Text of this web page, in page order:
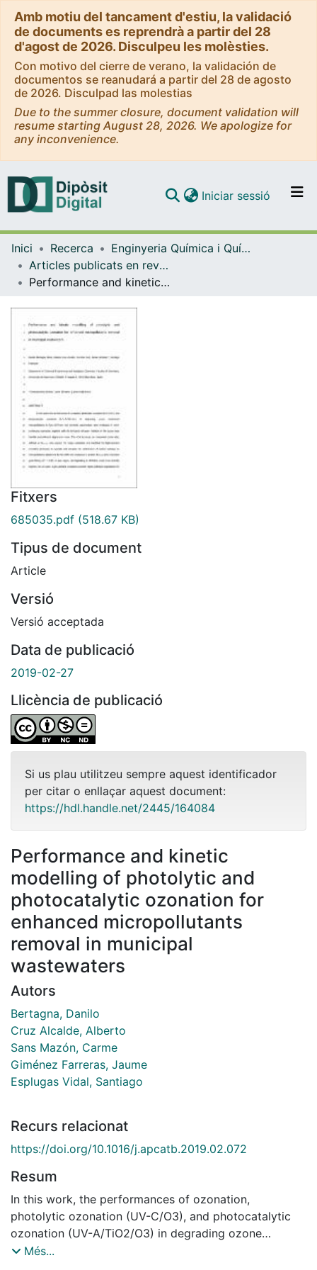
Amb motiu del tancament d'estiu, la validació
de documents es reprendrà a partir del 28
d'agost de 2026. Disculpeu les molèsties.
Con motivo del cierre de verano, la validación de
documentos se reanudará a partir del 28 de agosto
de 2026. Disculpad las molestias
Due to the summer closure, document validation will
resume starting August 28, 2026. We apologize for
any inconvenience.
Navega per tot el DD
Com publicar
Iniciar sessió (current)
Inici Recerca
Enginyeria Química i Química Analítica
Articles publicats en revistes (Enginyeria Química i Química Analítica)
Performance and kinetic modelling of photolytic and photocatalytic ozonation for enhanced micropollutants removal in municipal wastewaters
Fitxers
685035.pdf (518.67 KB)
Tipus de document
Article
Versió
Versió acceptada
Data de publicació
2019-02-27
Llicència de publicació
Si us plau utilitzeu sempre aquest identificador
per citar o enllaçar aquest document:
https://hdl.handle.net/2445/164084
Performance and kinetic
modelling of photolytic and
photocatalytic ozonation for
enhanced micropollutants
removal in municipal
wastewaters
Autors
Bertagna, Danilo
Cruz Alcalde, Alberto
Sans Mazón, Carme
Giménez Farreras, Jaume
Esplugas Vidal, Santiago
Recurs relacionat
https://doi.org/10.1016/j.apcatb.2019.02.072
Resum
In this work, the performances of ozonation,
photolytic ozonation (UV-C/O3), and photocatalytic
ozonation (UV-A/TiO2/O3) in degrading ozone
recalcitrant micropollutants in four different real
Més...